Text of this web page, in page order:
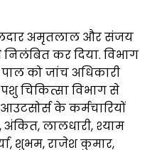
अमृतलाल और संजय
निलंबित कर दिया. विभाग
पाल को जांच अधिकारी
चिकित्सा विभाग से
के कर्मचारियों
लालधारी, श्याम
शुभम, राजेश कुमार,